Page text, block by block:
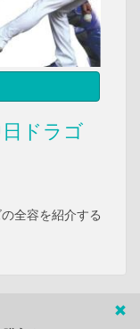
ドラゴ
全容を紹介する